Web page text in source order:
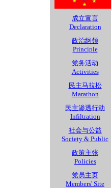
成立宣言
Declaration
政治纲领
Principle
党务活动
Activities
民主马拉松
Marathon
民主渗透行动
Infiltration
社会与公益
Society & Public
政策主张
Policies
党员主页
Members' Site